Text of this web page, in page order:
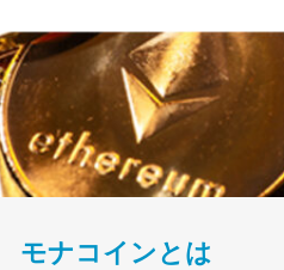
モナコインとは